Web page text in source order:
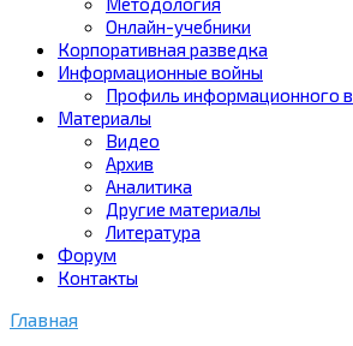
Онлайн-учебники
Корпоративная разведка
Информационные войны
Профиль информационного
Материалы
Видео
Архив
Аналитика
Другие материалы
Литература
Форум
Контакты
Главная